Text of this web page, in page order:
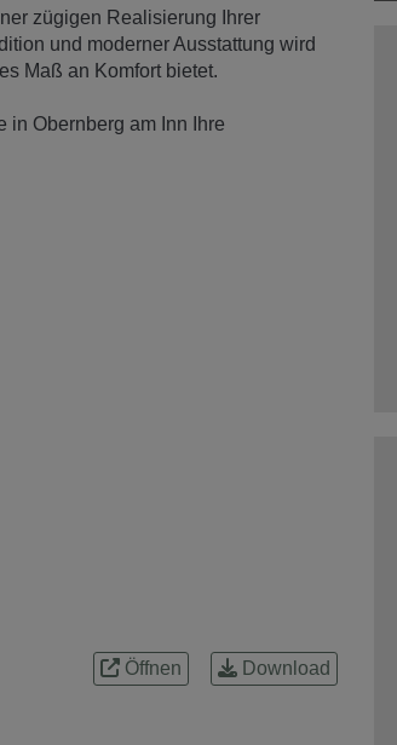
zügigen Realisierung Ihrer
und moderner Ausstattung wird
Maß an Komfort bietet.
in Obernberg am Inn Ihre
Öffnen Download